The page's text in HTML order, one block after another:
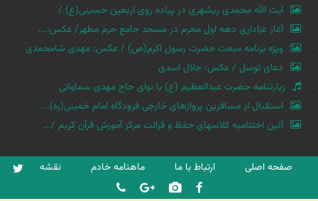
آیت الله محمدی ریشهری در پیاده روی اربعین حسینی(ع) /
آغاز عزاداری دهه اول محرم در مسجد جامع حرم مطهر/ عکس:...
ویژه برنامه مبعث حضرت رسول اکرم(ص) / عکس: مهدی شامحمدی
دعای توسل / عکس: جلال اسدی
زیارتنامه حضرت عبدالعظیم (ع) با نوای حاج مهدی سماواتی
استقبال از مسافرین پروازهای خارجی فرودگاه امام خمینی(ره)...
آئین اختتامیه کلاسهای حفظ و قرائت مرکز آموزش قرآن کریم /...
صفحه اصلی ارتباط با ما ماهنامه خادم نقشه